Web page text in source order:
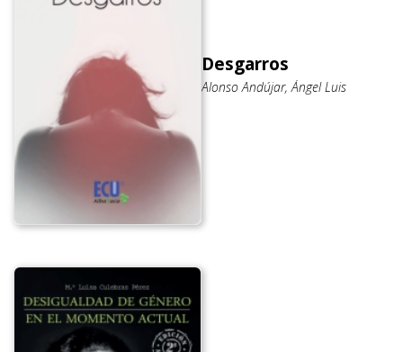
Desgarros
Alonso Andújar, Ángel Luis